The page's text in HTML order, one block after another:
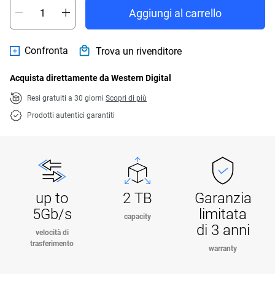
Aggiungi al carrello
Confronta Trova un rivenditore
Acquista direttamente da Western Digital
Resi gratuiti a 30 giorni Scopri di più
Prodotti autentici garantiti
up to
5Gb/s
velocità di
trasferimento
2 TB
capacity
Garanzia
limitata
di 3 anni
warranty